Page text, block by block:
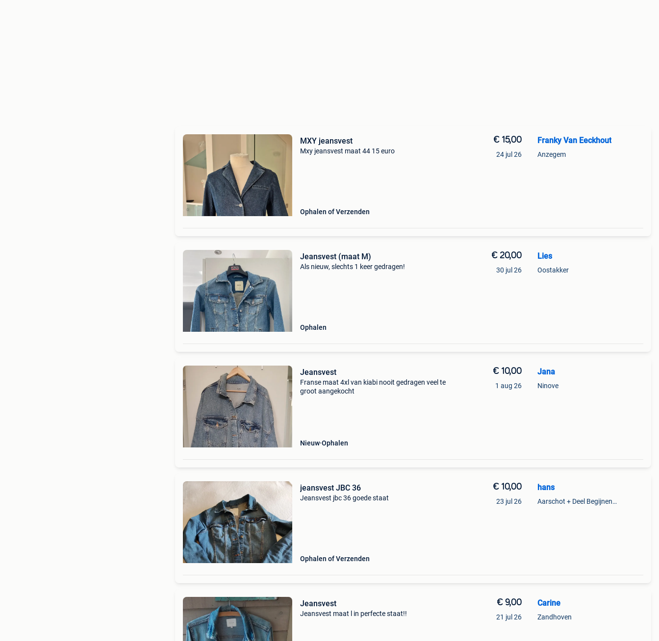
MXY jeansvest
Mxy jeansvest maat 44 15 euro
Ophalen of Verzenden
€ 15,00
24 jul 26
Franky Van Eeckhout
Anzegem
Jeansvest (maat M)
Als nieuw, slechts 1 keer gedragen!
Ophalen
€ 20,00
30 jul 26
Lies
Oostakker
Jeansvest
Franse maat 4xl van kiabi nooit gedragen veel te
groot aangekocht
Nieuw Ophalen
€ 10,00
1 aug 26
Jana
Ninove
jeansvest JBC 36
Jeansvest jbc 36 goede staat
Ophalen of Verzenden
€ 10,00
23 jul 26
hans
Aarschot + Deel Begijnendijk
Jeansvest
Jeansvest maat l in perfecte staat!!
€ 9,00
21 jul 26
Carine
Zandhoven